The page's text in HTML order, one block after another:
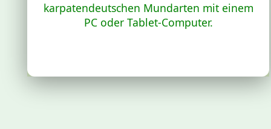
karpatendeutschen Mundarten mit einem
PC oder Tablet-Computer.